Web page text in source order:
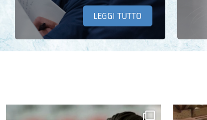
LEGGI TUTTO